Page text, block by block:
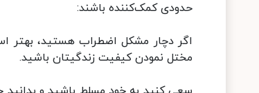
حدودی کمک‌کننده باشند:
اگر دچار مشکل اضطراب هستید،
مختل نمودن کیفیت زندگیتان باشید.